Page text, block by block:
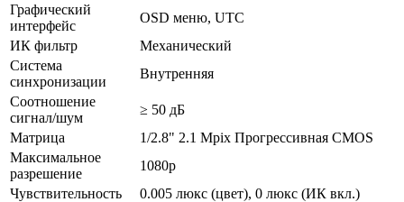
Графический
интерфейс
OSD меню, UTC
ИК фильтр
Механический
Система
синхронизации
Внутренняя
Соотношение
сигнал/шум
≥ 50 дБ
Матрица
1/2.8" 2.1 Mpix Прогрессивная CMOS
Максимальное
разрешение
1080p
Чувствительность
0.005 люкс (цвет), 0 люкс (ИК вкл.)